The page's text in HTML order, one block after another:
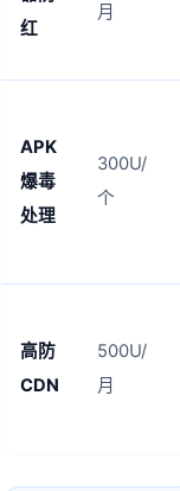
红
月
APK
爆毒
处理
300U/
个
高防
CDN
500U/
月